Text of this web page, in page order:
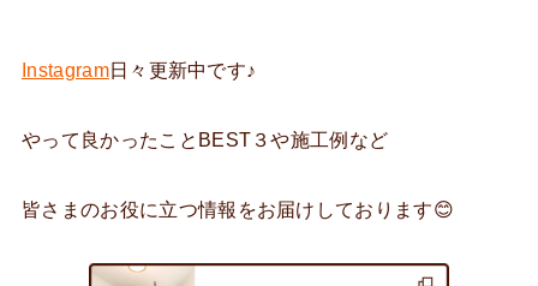
Instagram日々更新中です♪
やって良かったことBEST３や施工例など
皆さまのお役に立つ情報をお届けしております😊